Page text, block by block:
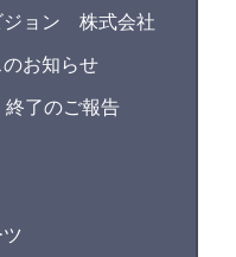
ジョン 株式会社
お知らせ
了のご報告